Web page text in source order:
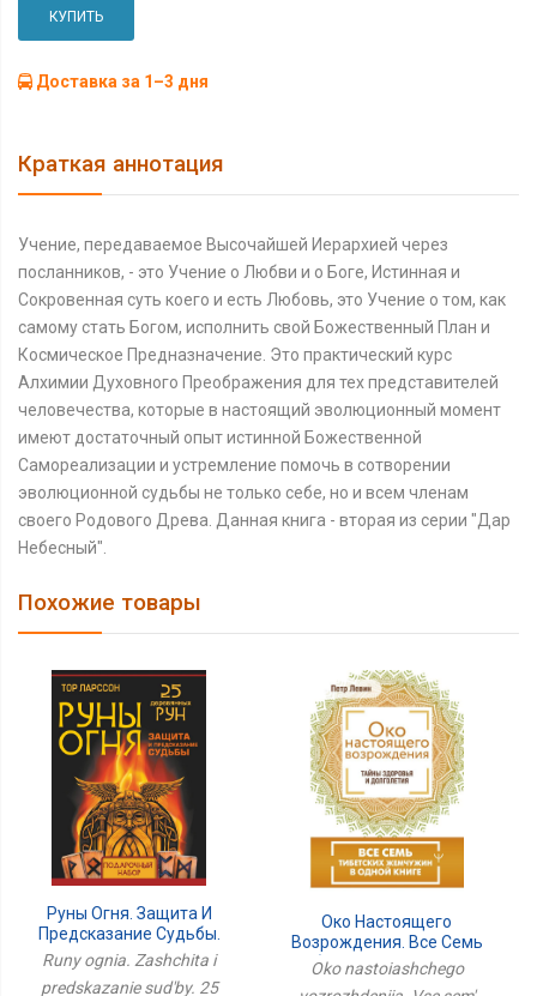
КУПИТЬ
Доставка за 1–3 дня
Краткая аннотация
Учение, передаваемое Высочайшей Иерархией через
посланников, - это Учение о Любви и о Боге, Истинная и
Сокровенная суть коего и есть Любовь, это Учение о том, как
самому стать Богом, исполнить свой Божественный План и
Космическое Предназначение. Это практический курс
Алхимии Духовного Преображения для тех представителей
человечества, которые в настоящий эволюционный момент
имеют достаточный опыт истинной Божественной
Самореализации и устремление помочь в сотворении
эволюционной судьбы не только себе, но и всем членам
своего Родового Древа. Данная книга - вторая из серии "Дар
Небесный".
Похожие товары
Руны Огня. Защита И
Предсказание Судьбы.
25 Деревянных Рун.
Подарочный Набор
Runy ognia. Zashchita i
predskazanie sud'by. 25
Око Настоящего
Возрождения. Все Семь
Тибетских Жемчужин В
Oko nastoiashchego